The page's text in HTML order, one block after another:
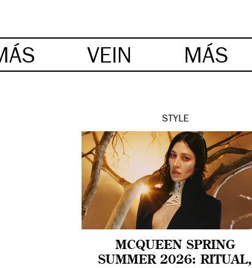
VEIN MÁS
STYLE
MCQUEEN SPRING
SUMMER 2026: RITUAL,